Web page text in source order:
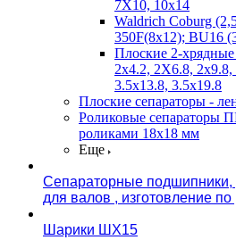
7X10, 10х14
Waldrich Coburg
350F(8х12); BU16
Плоские 2-
2х4.2, 2X6.8,
3.5х13.8, 3.5х19.8
Плоские сепараторы -
Роликовые сепараторы
роликами 18х18 мм
Еще
Сепараторные
для валов , изготовление
Шарики ШХ15